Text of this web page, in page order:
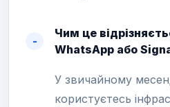
Чим це
WhatsApp або
У звичайному
користуєтесь